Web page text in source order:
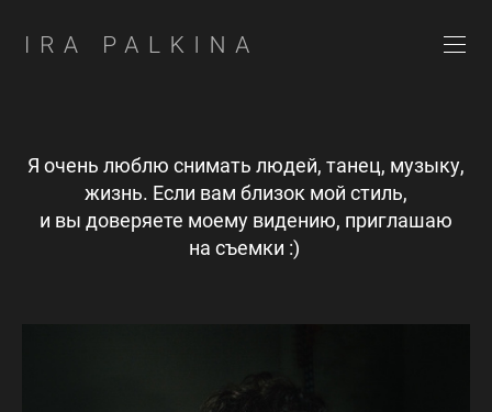
Я очень люблю снимать людей, танец, музыку,
жизнь. Если вам близок мой стиль,
и вы доверяете моему видению, приглашаю
на съемки :)